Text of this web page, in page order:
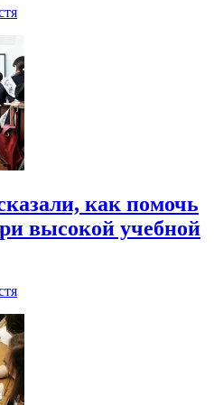
как помочь
высокой учебной